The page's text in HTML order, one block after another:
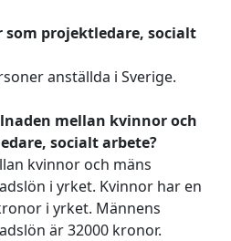
som projektledare, socialt
anställda i Sverige.
mellan kvinnor och
socialt arbete?
kvinnor och mäns
i yrket. Kvinnor har en
i yrket. Männens
är 32000 kronor.